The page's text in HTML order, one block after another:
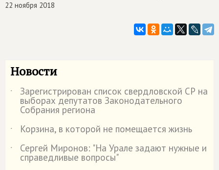
22 ноября 2018
Новости
˙ Зарегистрирован список свердловской СР на
выборах депутатов Законодательного
Собрания региона
˙
Корзина, в которой не помещается жизнь
˙
Сергей Миронов: "На Урале задают нужные и
справедливые вопросы"